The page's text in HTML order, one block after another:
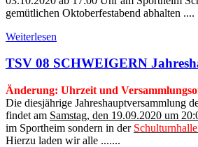
gemütlichen Oktoberfestabend abhalten ....
Weiterlesen
TSV 08 SCHWEIGERN
Änderung: Uhrzeit und
Die diesjährige Jahreshauptversammlung
findet am Samstag, den 19.09.2020 um
im Sportheim sondern in der
Hierzu laden wir alle .......